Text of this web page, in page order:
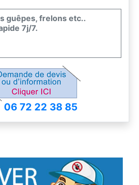
guêpes, frelons etc..
7j/7.
06 72 22 38 85